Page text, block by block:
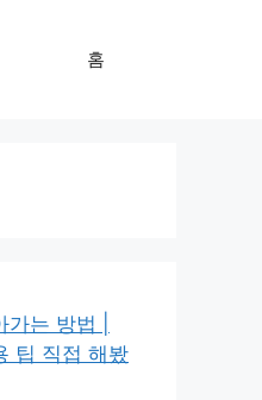
홈
는 방법 |
팁 직접 해봤